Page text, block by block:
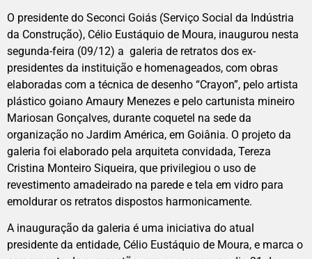
O presidente do Seconci Goiás (Serviço Social da Indústria
da Construção), Célio Eustáquio de Moura, inaugurou nesta
segunda-feira (09/12) a galeria de retratos dos ex-
presidentes da instituição e homenageados, com obras
elaboradas com a técnica de desenho “Crayon”, pelo artista
plástico goiano Amaury Menezes e pelo cartunista mineiro
Mariosan Gonçalves, durante coquetel na sede da
organização no Jardim América, em Goiânia. O projeto da
galeria foi elaborado pela arquiteta convidada, Tereza
Cristina Monteiro Siqueira, que privilegiou o uso de
revestimento amadeirado na parede e tela em vidro para
emoldurar os retratos dispostos harmonicamente.
A inauguração da galeria é uma iniciativa do atual
presidente da entidade, Célio Eustáquio de Moura, e marca o